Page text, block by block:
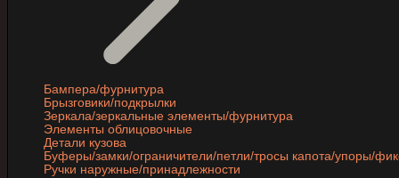
Бампера/фурнитура
Брызговики/подкрылки
Зеркала/зеркальные элементы/фурнитура
Элементы облицовочные
Детали кузова
Буферы/замки/ограничители/петли/тросы капота/упоры/
Ручки наружные/принадлежности